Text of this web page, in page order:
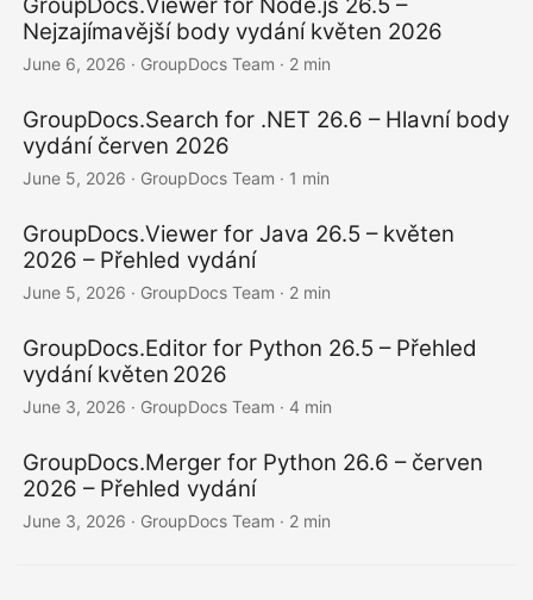
Nejzajímavější body vydání květen 2026
June 6, 2026 · GroupDocs Team · 2 min
GroupDocs.Search for .NET 26.6 – Hlavní body
vydání červen 2026
June 5, 2026 · GroupDocs Team · 1 min
GroupDocs.Viewer for Java 26.5 – květen
2026 – Přehled vydání
June 5, 2026 · GroupDocs Team · 2 min
GroupDocs.Editor for Python 26.5 – Přehled
vydání květen 2026
June 3, 2026 · GroupDocs Team · 4 min
GroupDocs.Merger for Python 26.6 – červen
2026 – Přehled vydání
June 3, 2026 · GroupDocs Team · 2 min